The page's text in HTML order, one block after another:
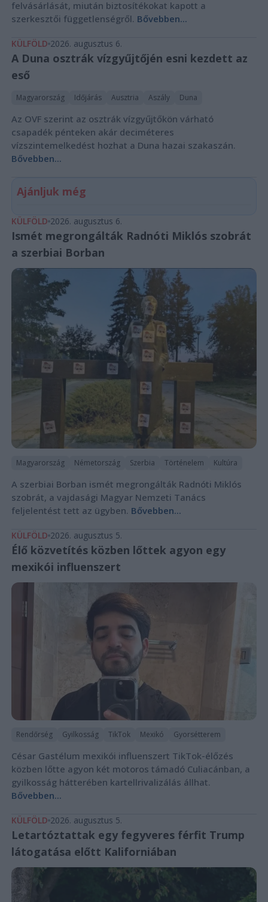
felvásárlását, miután biztosítékokat kapott a
szerkesztői függetlenségről. Bővebben...
KÜLFÖLD 2026. augusztus 6.
A Duna osztrák vízgyűjtőjén esni kezdett az
eső
Magyarország Időjárás Ausztria Aszály Duna
Az OVF szerint az osztrák vízgyűjtőkön várható
csapadék pénteken akár deciméteres
vízszintemelkedést hozhat a Duna hazai szakaszán.
Bővebben...
Ajánljuk még
KÜLFÖLD 2026. augusztus 6.
Ismét megrongálták Radnóti Miklós szobrát
a szerbiai Borban
Magyarország Németország Szerbia Történelem Kultúra
A szerbiai Borban ismét megrongálták Radnóti Miklós
szobrát, a vajdasági Magyar Nemzeti Tanács
feljelentést tett az ügyben. Bővebben...
KÜLFÖLD 2026. augusztus 5.
Élő közvetítés közben lőttek agyon egy
mexikói influenszert
Rendőrség Gyilkosság TikTok Mexikó Gyorsétterem
César Gastélum mexikói influenszert TikTok-élőzés
közben lőtte agyon két motoros támadó Culiacánban, a
gyilkosság hátterében kartellrivalizálás állhat.
Bővebben...
KÜLFÖLD 2026. augusztus 5.
Letartóztattak egy fegyveres férfit Trump
látogatása előtt Kaliforniában